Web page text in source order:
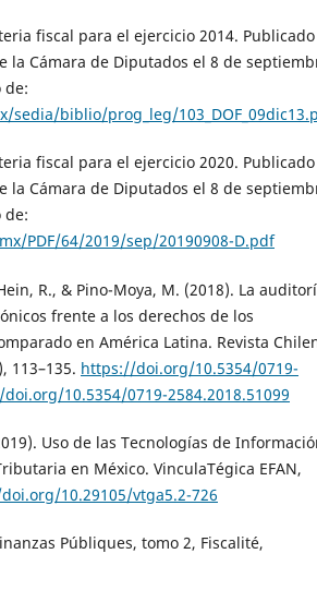
fiscal para el ejercicio 2014. Publicado
la Cámara de Diputados el 8 de
de:
biblio/prog_leg/
fiscal para el ejercicio 2020. Publicado
la Cámara de Diputados el 8 de
de:
PDF/64/2019/sep/20190908-D.pdf
R., & Pino-Moya, M. (2018). La
frente a los derechos de los
en América Latina. Revista
113–135. https://doi.org/10.5354/0719-
10.5354/0719-2584.2018.51099
Uso de las Tecnologías de
en México. VinculaTégica EFAN,
10.29105/vtga5.2-726
Públiques, tomo 2, Fiscalité,